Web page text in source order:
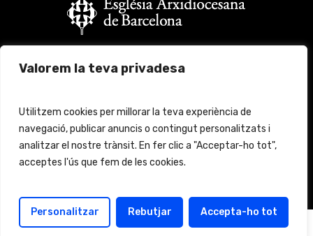
Valorem la teva privadesa
Utilitzem cookies per millorar la teva experiència de
navegació, publicar anuncis o contingut personalitzats i
analitzar el nostre trànsit. En fer clic a "Acceptar-ho tot",
acceptes l'ús que fem de les cookies.
Personalitzar Rebutjar Accepta-ho tot
Fes clickaquíper més informació
© 2024 Església Jove Barcelona. All rights reserved.
Avís legal Protecció de Dades
Català